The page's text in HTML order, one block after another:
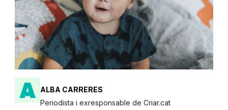
ALBA CARRERES
Periodista i exresponsable de Criar.cat